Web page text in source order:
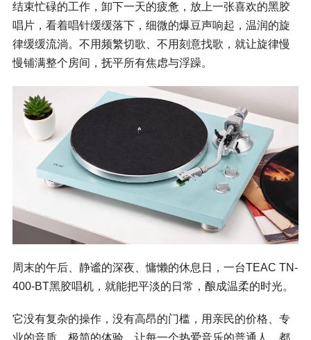
结束忙碌的工作，卸下一天的疲惫，放上一张喜欢的黑胶
唱片，看着唱针缓缓落下，细微的爆豆声响起，温润的旋
律缓缓流淌。不用频繁切歌、不用刻意找歌，就让旋律慢
慢铺满整个房间，抚平所有焦虑与浮躁。
周末的午后、静谧的深夜、慵懒的休息日，一台TEAC TN-
400-BT黑胶唱机，就能把平淡的日常，酿成温柔的时光。
它没有复杂的操作，没有高昂的门槛，用亲民的价格、专
业的音质、极简的体验，让每一个热爱音乐的普通人，都